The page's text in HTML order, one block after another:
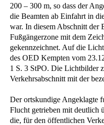
200 – 300 m, so dass der
die Beamten ab Einfahrt in
war. In diesem Abschnitt der
Fußgängerzone mit dem
gekennzeichnet. Auf die
des OED Kempten vom
1 S. 3 StPO. Die Lichtbilder
Verkehrsabschnitt mit der
Der ortskundige Angeklagte
Flucht getrieben mit deutlich
die, für den öffentlichen